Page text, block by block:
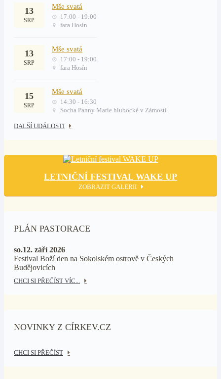
13
SRP
Mše svatá
17:00 - 19:00
fara Hosín
13
SRP
Mše svatá
17:00 - 19:00
fara Hosín
15
SRP
Mše svatá
14:30 - 16:30
Socha Panny Marie hlubocké v Zámostí
DALŠÍ UDÁLOSTI
LETNIČNÍ FESTIVAL WAKE UP
ZOBRAZIT GALERII
PLÁN PASTORACE
so.12. září 2026
Festival Boží den na Sokolském ostrově v Českých
Budějovicích
CHCI SI PŘEČÍST VÍC...
NOVINKY Z CÍRKEV.CZ
CHCI SI PŘEČÍST